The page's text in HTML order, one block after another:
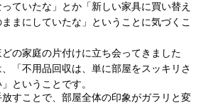
ていたな」とか「新しい家具に買い替え
まにしていたな」ということに気づくこ
の家庭の片付けに立ち会ってきました
「不用品回収は、単に部屋をスッキリさ
ということです。
すことで、部屋全体の印象がガラリと変